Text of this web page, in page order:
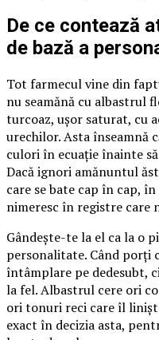
De ce contează
de bază a
Tot farmecul vine din
nu seamănă cu albastrul
turcoaz, ușor saturat, cu
urechilor. Asta înseamnă
culori în ecuație înainte
Dacă ignori amănuntul
care se bate cap în cap,
nimeresc în registre care
Gândește-te la el ca la o
personalitate. Când porți
întâmplare pe dedesubt,
la fel. Albastrul cere ori
ori tonuri reci care îl
exact în decizia asta,